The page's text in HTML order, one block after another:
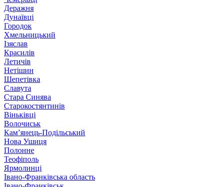
Деражня
Дунаївці
Городок
Хмельницький
Ізяслав
Красилів
Летичів
Нетішин
Шепетівка
Славута
Стара Синява
Старокостянтинів
Віньківці
Волочиськ
Кам’янець-Подільський
Нова Ушиця
Полонне
Теофіполь
Ярмолинці
Івано-Франківська область